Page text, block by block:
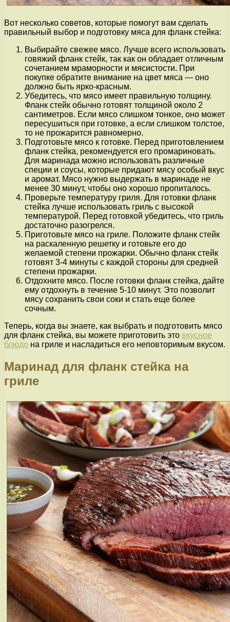
Вот несколько советов, которые помогут вам сделать
правильный выбор и подготовку мяса для фланк стейка:
Выбирайте свежее мясо. Лучше всего использовать
говяжий фланк стейк, так как он обладает отличным
сочетанием мраморности и мясистости. При
покупке обратите внимание на цвет мяса — оно
должно быть ярко-красным.
Убедитесь, что мясо имеет правильную толщину.
Фланк стейк обычно готовят толщиной около 2
сантиметров. Если мясо слишком тонкое, оно может
пересушиться при готовке, а если слишком толстое,
то не прожарится равномерно.
Подготовьте мясо к готовке. Перед приготовлением
фланк стейка, рекомендуется его промариновать.
Для маринада можно использовать различные
специи и соусы, которые придают мясу особый вкус
и аромат. Мясо нужно выдержать в маринаде не
менее 30 минут, чтобы оно хорошо пропиталось.
Проверьте температуру гриля. Для готовки фланк
стейка лучше использовать гриль с высокой
температурой. Перед готовкой убедитесь, что гриль
достаточно разогрелся.
Приготовьте мясо на гриле. Положите фланк стейк
на раскаленную решетку и готовьте его до
желаемой степени прожарки. Обычно фланк стейк
готовят 3-4 минуты с каждой стороны для средней
степени прожарки.
Отдохните мясо. После готовки фланк стейка, дайте
ему отдохнуть в течение 5-10 минут. Это позволит
мясу сохранить свои соки и стать еще более
сочным.
Теперь, когда вы знаете, как выбрать и подготовить мясо
для фланк стейка, вы можете приготовить это вкусное
блюдо на гриле и насладиться его неповторимым вкусом.
Маринад для фланк стейка на
гриле